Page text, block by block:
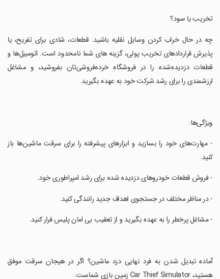
‏تخریب یا سود؟
‏چه در حال خراب کردن وسایل نقلیه باشید. قطعات، شادی برای تفریح، یا
پذیرش قراردادهای تخریب پولی، گزینه های شما نامحدود است. اتومبیل‌ها و
قطعات دزدیده‌شده را در فروشگاه خرده‌فروشی‌تان بفروشید، و مشاغل
ارزشمندی را برای رشد شرکت خود به عهده بگیرید.
‏ویژگی‌ها:
‏- مهارت‌های خود را بسازید و ابزارهای پیشرفته را برای سرقت ماشین‌ها باز
کنید.
‏- فروش قطعات خودروهای دزدیده شده برای رشد امپراطوری خود.
‏- در مناظر مختلف در جستجوی اهداف جدید رانندگی کنید.
‏- مشاغل پرخطر را به عهده بگیرید و از تعقیب بی امان پلیس فرار کنید.
‏آماده تبدیل شدن به فرد نهایی دزد ماشین؟ اگر در هیجان سرقت موفق
هستید، Car Thief Simulator زمین بازی شماست.